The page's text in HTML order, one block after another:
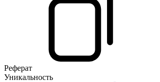
Реферат
Уникальность